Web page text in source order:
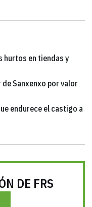
hurtos en tiendas y
Sanxenxo por valor
endurece el castigo a
DE FRS